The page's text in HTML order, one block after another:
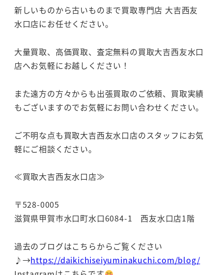
新しいものから古いものまで買取専門店 大吉西友
水口店にお任せください。
大量買取、高価買取、査定無料の買取大吉西友水口
店へお気軽にお越しください！
また遠方の方々からも出張買取のご依頼、買取実績
もございますのでお気軽にお問い合わせください。
ご不明な点も買取大吉西友水口店のスタッフにお気
軽にご相談ください。
≪買取大吉西友水口店≫
〒528-0005
滋賀県甲賀市水口町水口6084-1 西友水口店1階
過去のブログはこちらからご覧ください
♪→https://daikichiseiyuminakuchi.com/blog/